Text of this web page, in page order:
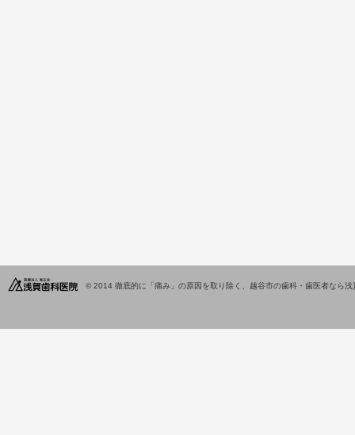
© 2014 徹底的に「痛み」の原因を取り除く、越谷市の歯科・歯医者なら